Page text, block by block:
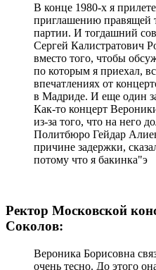
В конце 1980-х я
приглашению правящей
партии. И тогдашний
Сергей Калистратович
вместо того, чтобы
по которым я приехал,
впечатлениях от
в Мадриде. И еще один
Как-то концерт
из-за того, что на него
Политбюро Гейдар
причине задержки,
потому что я бакинка"э
Ректор Московской
Соколов:
Вероника Борисовна
очень тесно. До этого